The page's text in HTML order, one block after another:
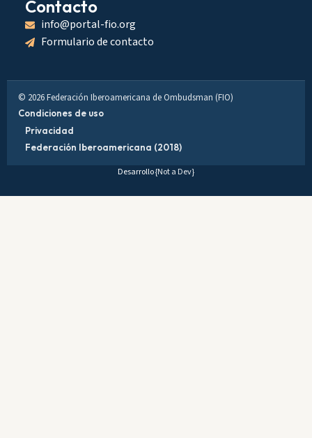
Contacto
info@portal-fio.org
Formulario de contacto
© 2026 Federación Iberoamericana de Ombudsman (FIO)
Condiciones de uso
Privacidad
Federación Iberoamericana (2018)
Desarrollo{Not a Dev}